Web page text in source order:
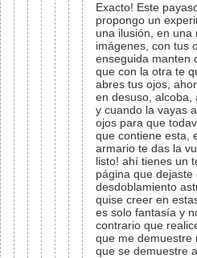
Exacto! Este
propongo un
una ilusión, en una
imágenes, con tus
enseguida manten
que con la otra te
abres tus ojos,
en desuso, alcoba,
y cuando la vayas
ojos para que
que contiene esta,
armario te das la
listo! ahí tienes un
página que
desdoblamiento
quise creer en
es solo fantasía y
contrario que
que me demuestre
que se demuestre